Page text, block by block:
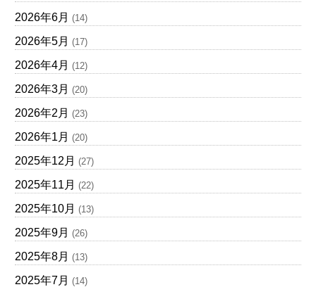
2026年6月 (14)
2026年5月 (17)
2026年4月 (12)
2026年3月 (20)
2026年2月 (23)
2026年1月 (20)
2025年12月 (27)
2025年11月 (22)
2025年10月 (13)
2025年9月 (26)
2025年8月 (13)
2025年7月 (14)